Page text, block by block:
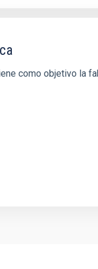
como objetivo la